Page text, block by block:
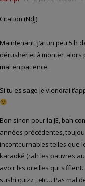
Citation (NdJ)
Maintenant, j’ai un peu 5 h
dérusher et à monter, alors
mal en patience.
Si tu es sage je viendrai
Bon sinon pour la JE, bah
années précédentes,
incontournables telles que
karaoké (rah les pauvres
avoir les oreilles qui
sushi quizz , etc… Pas mal